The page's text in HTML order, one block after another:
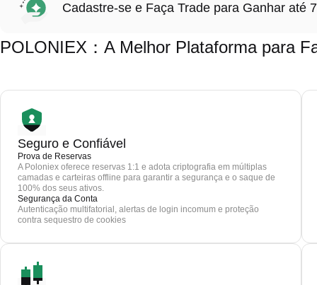
Cadastre-se e Faça Trade para Ganhar até
POLONIEX：A Melhor Plataforma para
Seguro e Confiável
Prova de Reservas
A Poloniex oferece reservas 1:1 e adota criptografia em múltiplas
camadas e carteiras offline para garantir a segurança e o saque de
100% dos seus ativos.
Segurança da Conta
Autenticação multifatorial, alertas de login incomum e proteção
contra sequestro de cookies